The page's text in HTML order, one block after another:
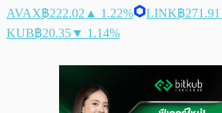
AVAX฿222.02 ▲ 1.22% LINK฿271.91
KUB฿20.35▼ 1.14%